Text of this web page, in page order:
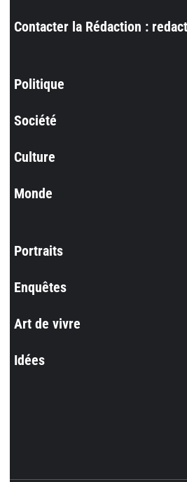
Contacter la Rédaction :
Politique
Société
Culture
Monde
Portraits
Enquêtes
Art de vivre
Idées